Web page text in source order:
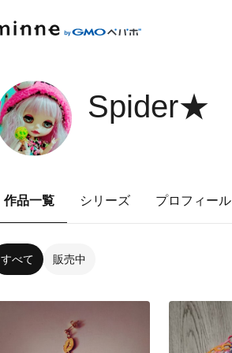
Spider★
作品一覧 シリーズ プロフィール
すべて 販売中